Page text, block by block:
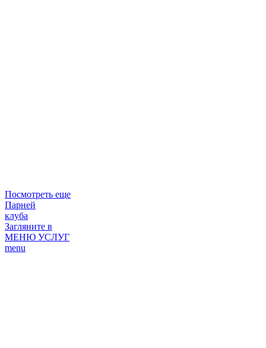
Посмотреть еще
Парней
клуба
Загляните в
МЕНЮ УСЛУГ
menu